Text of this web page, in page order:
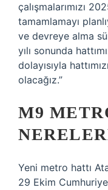
çalışmalarımızı
tamamlamayı
ve devreye alma
yılı sonunda
dolayısıyla
olacağız.”
M9
Yeni metro hattı
29 Ekim